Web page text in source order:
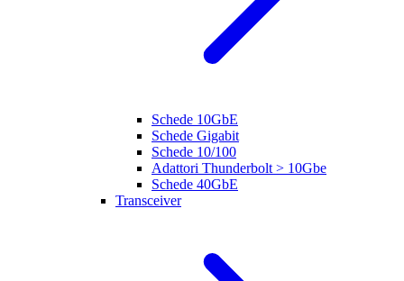
Schede 10GbE
Schede Gigabit
Schede 10/100
Adattori Thunderbolt > 10Gbe
Schede 40GbE
Transceiver